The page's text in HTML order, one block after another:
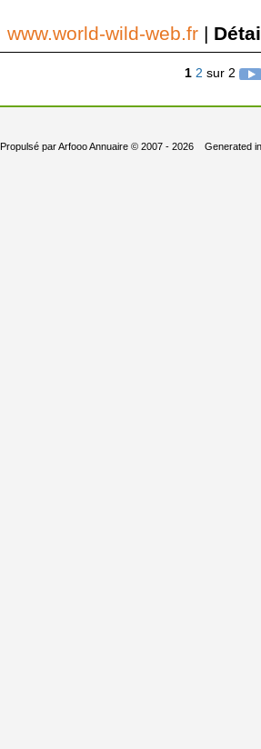
www.world-wild-web.fr |
1 2 sur 2
Propulsé parArfooo Annuaire© 2007 - 2026 Generated